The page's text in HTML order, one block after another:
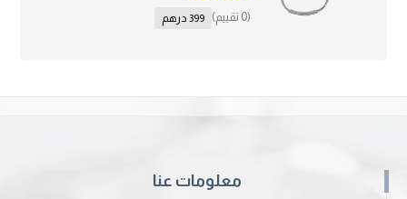
4.50من 5 (0 تقييم) 399 درهم
معلومات عنا